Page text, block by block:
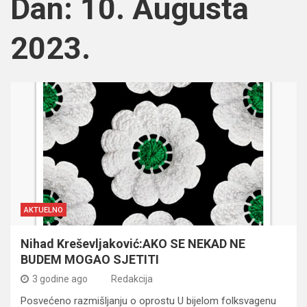
Dan: 10. Augusta
2023.
AKTUELNO
Nihad Kreševljaković:AKO SE NEKAD NE
BUDEM MOGAO SJETITI
3 godine ago Redakcija
Posvećeno razmišljanju o oprostu U bijelom folksvagenu